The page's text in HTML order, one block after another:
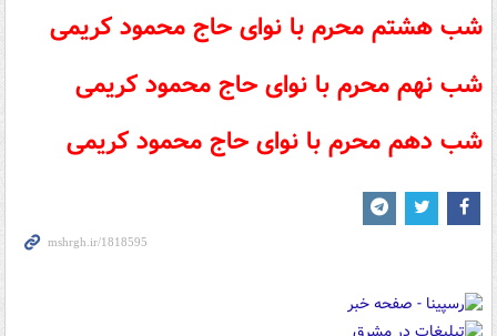
شب هشتم محرم با نوای حاج محمود کریمی
شب نهم محرم با نوای حاج محمود کریمی
شب دهم محرم با نوای حاج محمود کریمی